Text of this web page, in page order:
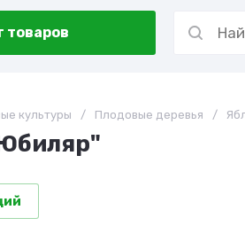
товаров
культуры / Плодовые деревья /